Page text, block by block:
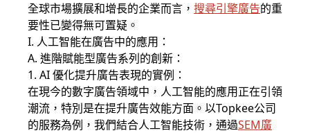
全球市場擴展和增長的企業而言， 搜尋引擎廣告的重
要性已變得無可置疑。
I. 人工智能在廣告中的應用：
A. 進階賦能型廣告系列的創新：
1. AI 優化提升廣告表現的實例：
在現今的數字廣告領域中，人工智能的應用正在引領
潮流，特別是在提升廣告效能方面。以Topkee公司
的服務為例，我們結合人工智能技術，通過SEM廣